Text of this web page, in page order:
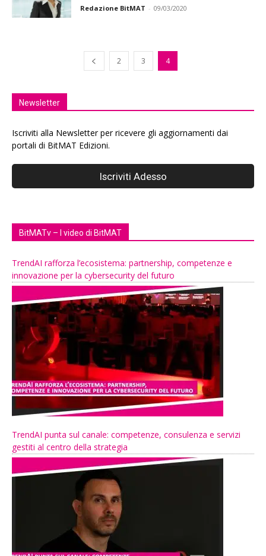
Redazione BitMAT - 09/03/2020
2 3 4
Newsletter
Iscriviti alla Newsletter per ricevere gli aggiornamenti dai
portali di BitMAT Edizioni.
BitMATv – I video di BitMAT
TrendAI rafforza l’ecosistema: partnership, competenze e
innovazione per la cybersecurity del futuro
TrendAI punta sul canale: competenze, consulenza e servizi
gestiti al centro della strategia